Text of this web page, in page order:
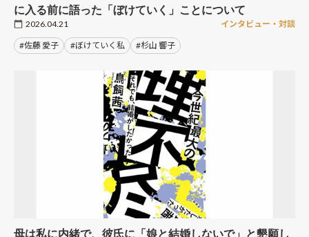
に入る前に語った「ぼけていく」ことについて
2026.04.21 インタビュー・対談
#佐藤 愛子 #ぼけていく私 #杉山 響子
母は私に内緒で、彼氏に「娘と結婚しないで」と懇願し